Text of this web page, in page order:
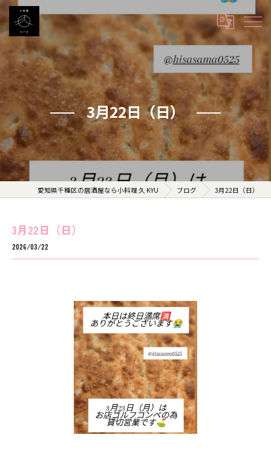
3月22日（日）
愛知県千種区の居酒屋なら小料理 久 KYU ブログ 3月22日（日）
3月22日（日）
2026/03/22